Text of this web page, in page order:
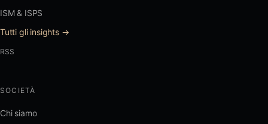
ISM & ISPS
Tutti gli insights →
RSS
SOCIETÀ
Chi siamo